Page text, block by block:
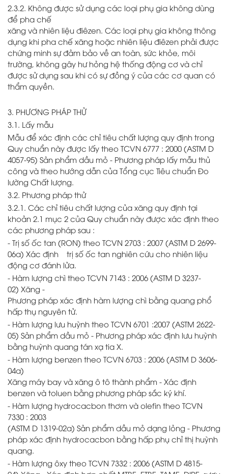
2.3.2. Không được sử dụng các loại phụ gia không dùng
để pha chế
xăng và nhiên liệu điêzen. Các loại phụ gia không thông
dụng khi pha chế xăng hoặc nhiên liệu điêzen phải được
chứng minh sự đảm bảo về an toàn, sức khỏe, môi
trường, không gây hư hỏng hệ thống động cơ và chỉ
được sử dụng sau khi có sự đồng ý của các cơ quan có
thẩm quyền.
3. PHƯƠNG PHÁP THỬ
3.1. Lấy mẫu
Mẫu để xác định các chỉ tiêu chất lượng quy định trong
Quy chuẩn này được lấy theo TCVN 6777 : 2000 (ASTM D
4057-95) Sản phẩm dầu mỏ - Phương pháp lấy mẫu thủ
công và theo hướng dẫn của Tổng cục Tiêu chuẩn Đo
lường Chất lượng.
3.2. Phương pháp thử
3.2.1. Các chỉ tiêu chất lượng của xăng quy định tại
khoản 2.1 mục 2 của Quy chuẩn này được xác định theo
các phương pháp sau :
- Trị số ốc tan (RON) theo TCVN 2703 : 2007 (ASTM D 2699-
06a) Xác định trị số ốc tan nghiên cứu cho nhiên liệu
động cơ đánh lửa.
- Hàm lượng chì theo TCVN 7143 : 2006 (ASTM D 3237-
02) Xăng -
Phương pháp xác định hàm lượng chì bằng quang phổ
hấp thụ nguyên tử.
- Hàm lượng lưu huỳnh theo TCVN 6701 :2007 (ASTM 2622-
05) Sản phẩm dầu mỏ - Phương pháp xác định lưu huỳnh
bằng huỳnh quang tán xạ tia X.
- Hàm lượng benzen theo TCVN 6703 : 2006 (ASTM D 3606-
04a)
Xăng máy bay và xăng ô tô thành phẩm - Xác định
benzen và toluen bằng phương pháp sắc ký khí.
- Hàm lượng hydrocacbon thơm và olefin theo TCVN
7330 : 2003
(ASTM D 1319-02a) Sản phẩm dầu mỏ dạng lỏng - Phương
pháp xác định hydrocacbon bằng hấp phụ chỉ thị huỳnh
quang.
- Hàm lượng ôxy theo TCVN 7332 : 2006 (ASTM D 4815-